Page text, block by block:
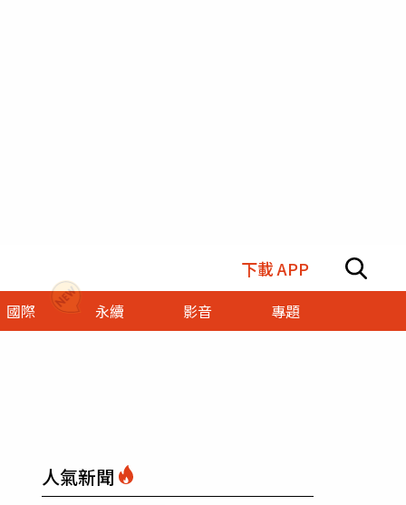
下載 APP
國際 永續 影音
專題
人氣新聞